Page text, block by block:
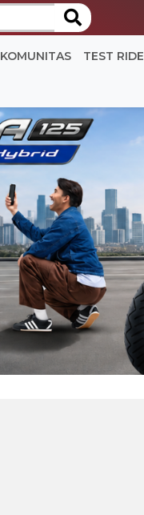
KOMUNITAS TEST RIDE